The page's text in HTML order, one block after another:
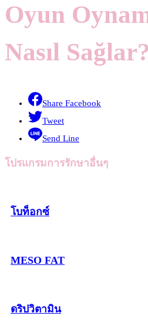
Oyun
Nasıl Sağlar?
Share Facebook
Tweet
Send Line
โปรแกรมการรักษาอื่นๆ
โบท็อกซ์
MESO FAT
ดริปวิตามิน